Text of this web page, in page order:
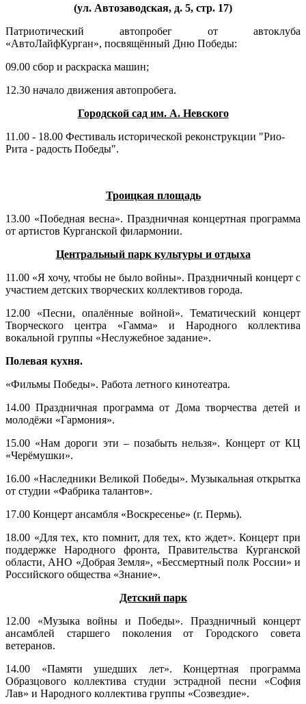
(ул. Автозаводская, д. 5, стр. 17)
Патриотический автопробег от автоклуба
«АвтоЛайфКурган», посвящённый Дню Победы:
09.00 сбор и раскраска машин;
12.30 начало движения автопробега.
Городской сад им. А. Невского
11.00 - 18.00 Фестиваль исторической реконструкции "Рио-
Рита - радость Победы".
Троицкая площадь
13.00 «Победная весна». Праздничная концертная программа
от артистов Курганской филармонии.
Центральный парк культуры и отдыха
11.00 «Я хочу, чтобы не было войны». Праздничный концерт с
участием детских творческих коллективов города.
12.00 «Песни, опалённые войной». Тематический концерт
Творческого центра «Гамма» и Народного коллектива
вокальной группы «Неслужебное задание».
Полевая кухня.
«Фильмы Победы». Работа летного кинотеатра.
14.00 Праздничная программа от Дома творчества детей и
молодёжи «Гармония».
15.00 «Нам дороги эти – позабыть нельзя». Концерт от КЦ
«Черёмушки».
16.00 «Наследники Великой Победы». Музыкальная открытка
от студии «Фабрика талантов».
17.00 Концерт ансамбля «Воскресенье» (г. Пермь).
18.00 «Для тех, кто помнит, для тех, кто ждет». Концерт при
поддержке Народного фронта, Правительства Курганской
области, АНО «Добрая Земля», «Бессмертный полк России» и
Российского общества «Знание».
Детский парк
12.00 «Музыка войны и Победы». Праздничный концерт
ансамблей старшего поколения от Городского совета
ветеранов.
14.00 «Памяти ушедших лет». Концертная программа
Образцового коллектива студии эстрадной песни «София
Лав» и Народного коллектива группы «Созвездие».